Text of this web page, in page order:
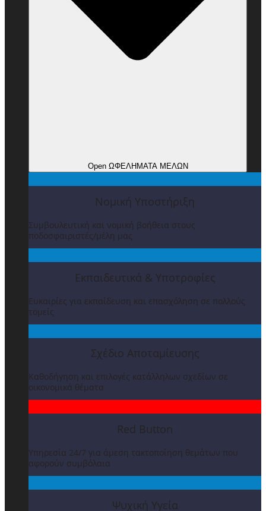
Open ΩΦΕΛΗΜΑΤΑ ΜΕΛΩΝ
Νομική Υποστήριξη
Συμβουλευτική και νομική βοήθεια στους
ποδοσφαιριστές/μέλη μας
Εκπαιδευτικά & Υποτροφίες
Ευκαιρίες για εκπαίδευση και επασχόληση σε πολλούς
τομείς
Σχέδιο Αποταμίευσης
Καθοδήγηση και επιλογές κατάλληλων σχεδίων σε
οικονομικά θέματα
Red Button
Υπηρεσία 24/7 για άμεση τακτοποίηση θεμάτων που
αφορούν συμβόλαια
Ψυχική Υγεία